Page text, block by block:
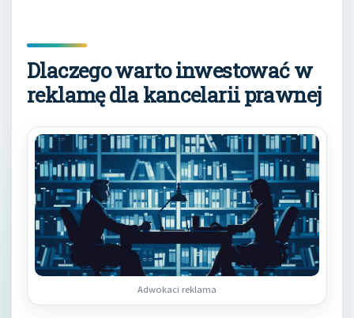
Dlaczego warto inwestować w
reklamę dla kancelarii prawnej
Adwokaci reklama